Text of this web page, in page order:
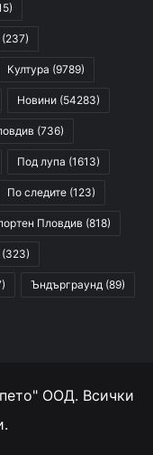
(237)
Култура (9789)
Новини (54283)
(736)
Под лупа (1613)
По следите (123)
Пловдив (818)
(323)
Ъндърграунд (89)
ООД. Всички